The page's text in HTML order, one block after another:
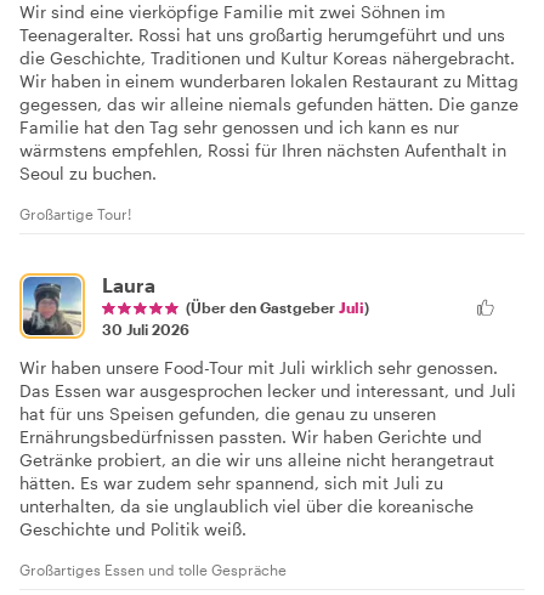
Wir sind eine vierköpfige Familie mit zwei Söhnen im
Teenageralter. Rossi hat uns großartig herumgeführt und uns
die Geschichte, Traditionen und Kultur Koreas nähergebracht.
Wir haben in einem wunderbaren lokalen Restaurant zu Mittag
gegessen, das wir alleine niemals gefunden hätten. Die ganze
Familie hat den Tag sehr genossen und ich kann es nur
wärmstens empfehlen, Rossi für Ihren nächsten Aufenthalt in
Seoul zu buchen.
Großartige Tour!
Laura
(Über den Gastgeber Juli)
30 Juli 2026
Wir haben unsere Food-Tour mit Juli wirklich sehr genossen.
Das Essen war ausgesprochen lecker und interessant, und Juli
hat für uns Speisen gefunden, die genau zu unseren
Ernährungsbedürfnissen passten. Wir haben Gerichte und
Getränke probiert, an die wir uns alleine nicht herangetraut
hätten. Es war zudem sehr spannend, sich mit Juli zu
unterhalten, da sie unglaublich viel über die koreanische
Geschichte und Politik weiß.
Großartiges Essen und tolle Gespräche